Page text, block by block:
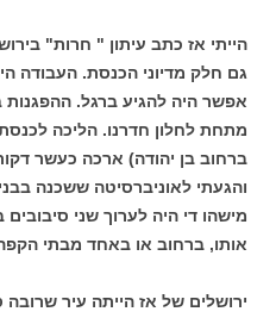
הייתי אז כתב עיתון " חרות"
גם חלק מדיוני הכנסת. העבודה
אפשר היה להגיע ברגל.
מתחת לחלון חדרנו. הליכה
ברחוב בן יהודה) ארכה כעשר
והגעתי לאוניברסיטה ששכנה
מישהו די היה לערוך שני
אותו, ברחוב או באחד מבתי
ירושלים של אז הייתה עיר שרובה